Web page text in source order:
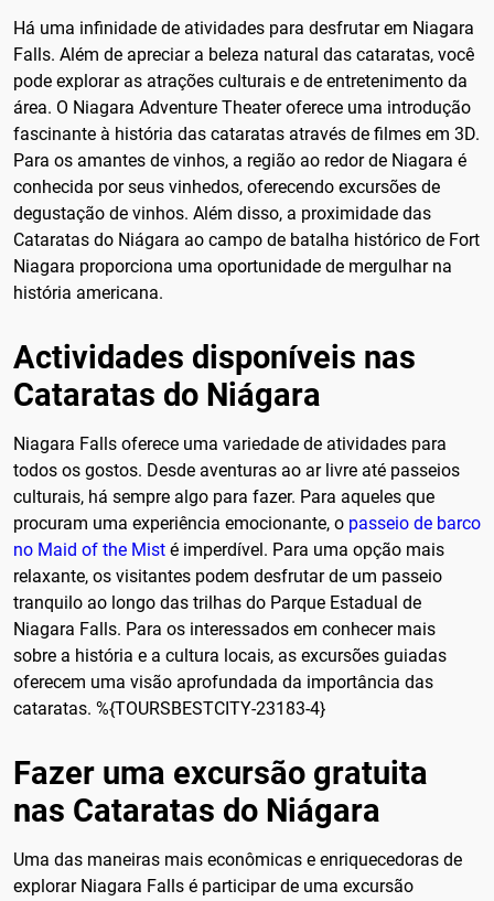
Há uma infinidade de atividades para desfrutar em Niagara
Falls. Além de apreciar a beleza natural das cataratas, você
pode explorar as atrações culturais e de entretenimento da
área. O Niagara Adventure Theater oferece uma introdução
fascinante à história das cataratas através de filmes em 3D.
Para os amantes de vinhos, a região ao redor de Niagara é
conhecida por seus vinhedos, oferecendo excursões de
degustação de vinhos. Além disso, a proximidade das
Cataratas do Niágara ao campo de batalha histórico de Fort
Niagara proporciona uma oportunidade de mergulhar na
história americana.
Actividades disponíveis nas
Cataratas do Niágara
Niagara Falls oferece uma variedade de atividades para
todos os gostos. Desde aventuras ao ar livre até passeios
culturais, há sempre algo para fazer. Para aqueles que
procuram uma experiência emocionante, o passeio de barco
no Maid of the Mist é imperdível. Para uma opção mais
relaxante, os visitantes podem desfrutar de um passeio
tranquilo ao longo das trilhas do Parque Estadual de
Niagara Falls. Para os interessados em conhecer mais
sobre a história e a cultura locais, as excursões guiadas
oferecem uma visão aprofundada da importância das
cataratas. %{TOURSBESTCITY-23183-4}
Fazer uma excursão gratuita
nas Cataratas do Niágara
Uma das maneiras mais econômicas e enriquecedoras de
explorar Niagara Falls é participar de uma excursão